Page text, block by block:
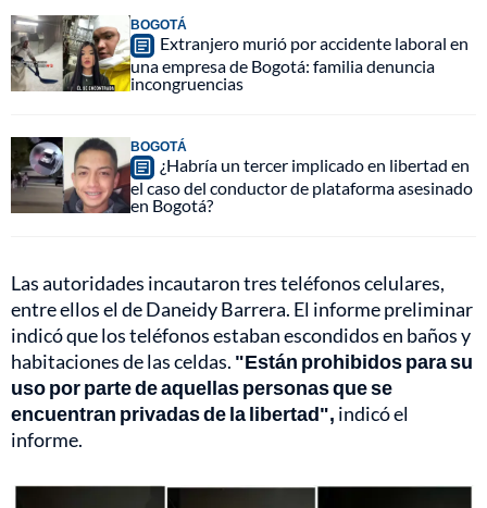
BOGOTÁ
Extranjero murió por accidente laboral en
una empresa de Bogotá: familia denuncia
incongruencias
BOGOTÁ
¿Habría un tercer implicado en libertad en
el caso del conductor de plataforma asesinado
en Bogotá?
Las autoridades incautaron tres teléfonos celulares,
entre ellos el de Daneidy Barrera. El informe preliminar
indicó que los teléfonos estaban escondidos en baños y
habitaciones de las celdas. "Están prohibidos para su
uso por parte de aquellas personas que se
encuentran privadas de la libertad", indicó el
informe.